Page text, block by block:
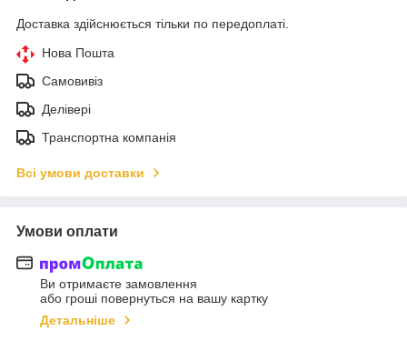
Доставка здійснюється тільки по передоплаті.
Нова Пошта
Самовивіз
Делівері
Транспортна компанія
Всі умови доставки
Умови оплати
Ви отримаєте замовлення
або гроші повернуться на вашу картку
Детальніше